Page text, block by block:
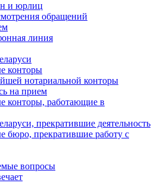
и юрлиц
обращений
линия
конторы
нотариальной конторы
на прием
конторы, работающие в
прекратившие деятельность
бюро, прекратившие работу с
вопросы